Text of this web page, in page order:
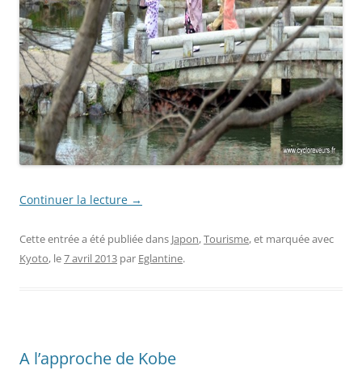
Continuer la lecture →
Cette entrée a été publiée dans Japon,Tourisme, et marquée avec
Kyoto, le7 avril 2013 par Eglantine.
A l’approche de Kobe